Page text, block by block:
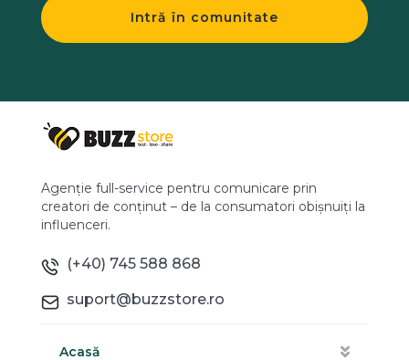
Intră în comunitate
Agenție full-service pentru comunicare prin
creatori de conținut – de la consumatori obișnuiți la
influenceri.
(+40) 745 588 868
suport@buzzstore.ro
Acasă